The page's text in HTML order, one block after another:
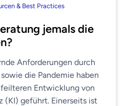
& Best Practices
jemals die
Anforderungen durch
die Pandemie haben
Entwicklung von
(KI) geführt. Einerseits ist